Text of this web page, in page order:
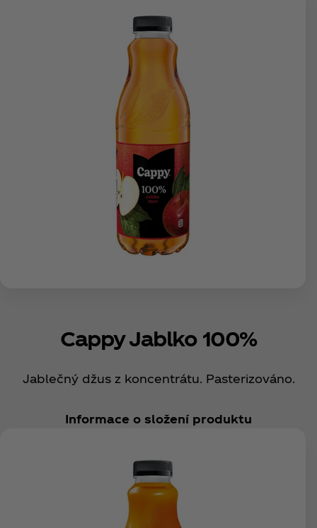
Cappy Jablko 100%
Jablečný džus z koncentrátu. Pasterizováno.
Informace o složení produktu